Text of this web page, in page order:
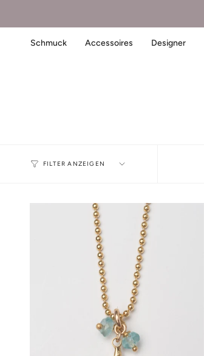
Schmuck Accessoires Designer
FILTER ANZEIGEN